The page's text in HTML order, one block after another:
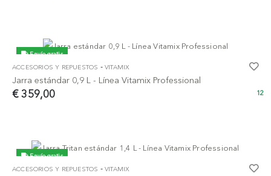
Envío gratis
ACCESORIOS Y REPUESTOS -VITAMIX
Jarra estándar 0,9 L - Línea Vitamix Professional
€ 359,00 12
Envío gratis
ACCESORIOS Y REPUESTOS -VITAMIX